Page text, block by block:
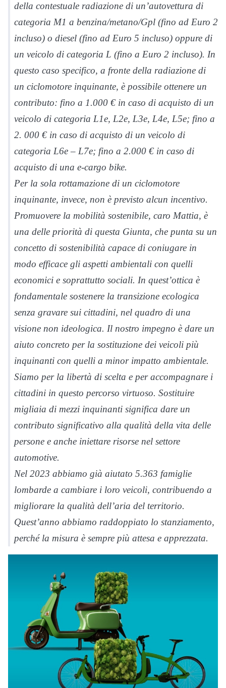
della contestuale radiazione di un’autovettura di
categoria M1 a benzina/metano/Gpl (fino ad Euro 2
incluso) o diesel (fino ad Euro 5 incluso) oppure di
un veicolo di categoria L (fino a Euro 2 incluso). In
questo caso specifico, a fronte della radiazione di
un ciclomotore inquinante, è possibile ottenere un
contributo: fino a 1.000 € in caso di acquisto di un
veicolo di categoria L1e, L2e, L3e, L4e, L5e; fino a
2. 000 € in caso di acquisto di un veicolo di
categoria L6e – L7e; fino a 2.000 € in caso di
acquisto di una e-cargo bike.
Per la sola rottamazione di un ciclomotore
inquinante, invece, non è previsto alcun incentivo.
Promuovere la mobilità sostenibile, caro Mattia, è
una delle priorità di questa Giunta, che punta su un
concetto di sostenibilità capace di coniugare in
modo efficace gli aspetti ambientali con quelli
economici e soprattutto sociali. In quest’ottica è
fondamentale sostenere la transizione ecologica
senza gravare sui cittadini, nel quadro di una
visione non ideologica. Il nostro impegno è dare un
aiuto concreto per la sostituzione dei veicoli più
inquinanti con quelli a minor impatto ambientale.
Siamo per la libertà di scelta e per accompagnare i
cittadini in questo percorso virtuoso. Sostituire
migliaia di mezzi inquinanti significa dare un
contributo significativo alla qualità della vita delle
persone e anche iniettare risorse nel settore
automotive.
Nel 2023 abbiamo già aiutato 5.363 famiglie
lombarde a cambiare i loro veicoli, contribuendo a
migliorare la qualità dell’aria del territorio.
Quest’anno abbiamo raddoppiato lo stanziamento,
perché la misura è sempre più attesa e apprezzata.